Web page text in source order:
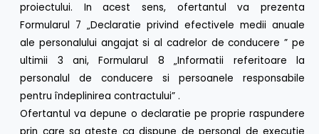
proiectului. In acest sens, ofertantul va prezenta
Formularul 7 „Declaratie privind efectivele medii anuale
ale personalului angajat si al cadrelor de conducere ” pe
ultimii 3 ani, Formularul 8 „Informatii referitoare la
personalul de conducere si persoanele responsabile
pentru îndeplinirea contractului” .
Ofertantul va depune o declaratie pe proprie raspundere